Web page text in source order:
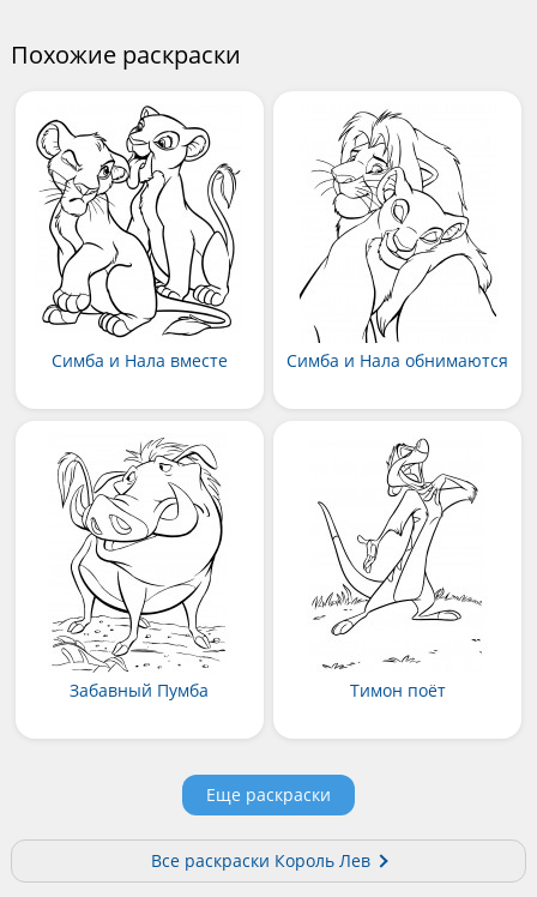
Похожие раскраски
Симба и Нала вместе Симба и Нала обнимаются
Забавный Пумба Тимон поёт
Еще раскраски
Все раскраски Король Лев